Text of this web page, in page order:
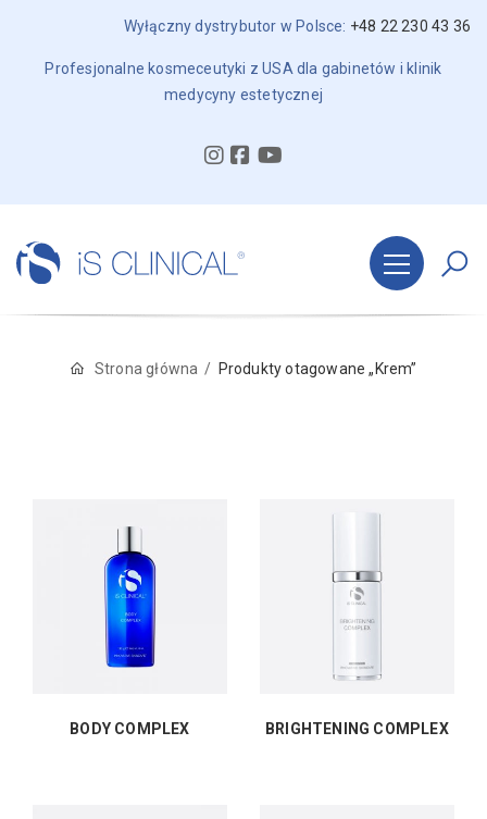
Wyłączny dystrybutor w Polsce: +48 22 230 43 36
Profesjonalne kosmeceutyki z USA dla gabinetów i klinik
medycyny estetycznej
Strona główna Produkty otagowane „Krem”
BODY COMPLEX BRIGHTENING COMPLEX